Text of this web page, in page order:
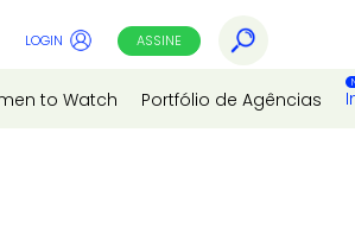
LOGIN ASSINE
to Watch Portfólio de Agências